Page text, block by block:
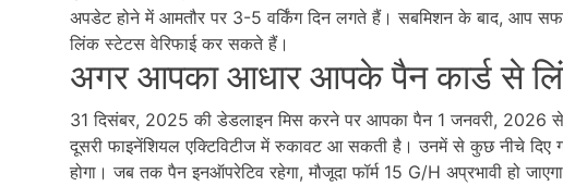
अपडेट होने में आमतौर पर 3-5 वर्किंग दिन लगते हैं। सबमिशन के बाद, आप
लिंक स्टेटस वेरिफाई कर सकते हैं।
अगर आपका आधार आपके पैन कार्ड से लिंक
31 दिसंबर, 2025 की डेडलाइन मिस करने पर आपका पैन 1 जनवरी, 2026
दूसरी फाइनेंशियल एक्टिविटीज में रुकावट आ सकती है। उनमें से कुछ नीचे दिए
होगा। जब तक पैन इनऑपरेटिव रहेगा, मौजूदा फॉर्म 15 G/H अप्रभावी हो